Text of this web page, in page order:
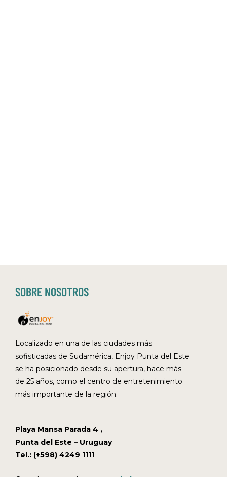
SOBRE NOSOTROS
Localizado en una de las ciudades más
sofisticadas de Sudamérica, Enjoy Punta del Este
se ha posicionado desde su apertura, hace más
de 25 años, como el centro de entretenimiento
más importante de la región.
Playa Mansa Parada 4 ,
Punta del Este – Uruguay
Tel.: (+598) 4249 1111